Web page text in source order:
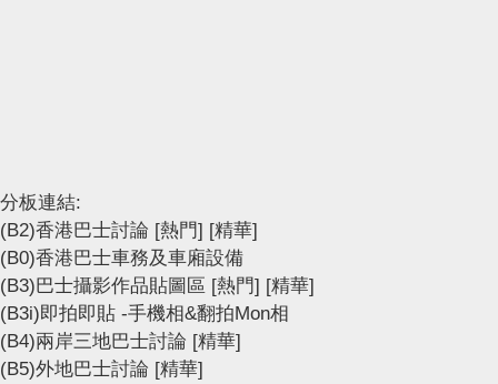
分板連結:
(B2)香港巴士討論 [熱門] [精華]
(B0)香港巴士車務及車廂設備
(B3)巴士攝影作品貼圖區 [熱門] [精華]
(B3i)即拍即貼 -手機相&翻拍Mon相
(B4)兩岸三地巴士討論 [精華]
(B5)外地巴士討論 [精華]